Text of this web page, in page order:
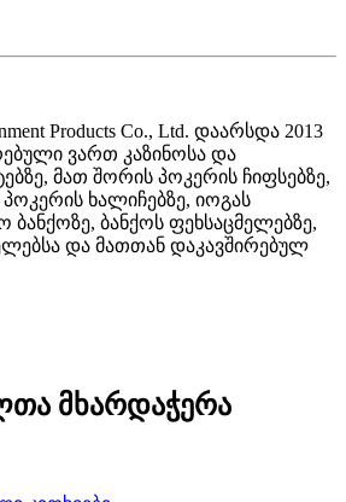
Products Co., Ltd. დაარსდა 2013
ვართ კაზინოსა და
მათ შორის პოკერის ჩიფსებზე,
ხალიჩებზე, იოგას
ბანქოზე, ბანქოს ფეხსაცმელებზე,
და მათთან დაკავშირებულ
მხარდაჭერა